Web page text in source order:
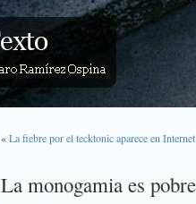
«La fiebre por el tecktonic aparece en Internet
La monogamia es